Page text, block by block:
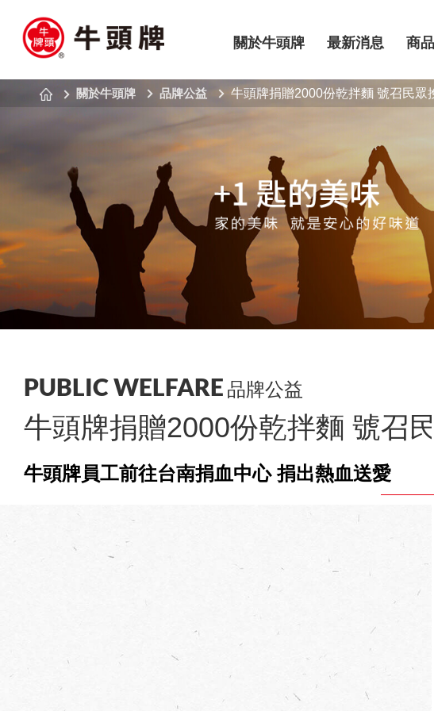
關於牛頭牌 最新消息 商
關於牛頭牌 品牌公益 牛頭牌捐贈2000份乾拌麵 號召民眾
PUBLIC WELFARE 品牌公益
牛頭牌捐贈2000份乾拌麵 號召
牛頭牌員工前往台南捐血中心 捐出熱血送愛
牛頭牌員工前往台南捐血中心 捐出熱血送愛
牛頭牌員工前往台南捐血中心 捐出熱血送愛